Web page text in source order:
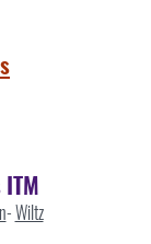
-Wiltz